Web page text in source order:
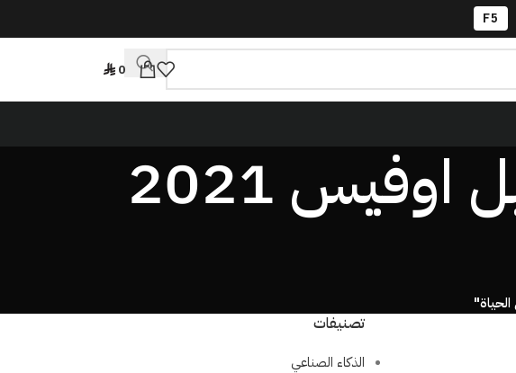
F5
0
Tag Archives: تحميل وتفعيل اوفيس 2021
تصنيفات
الذكاء الصناعي